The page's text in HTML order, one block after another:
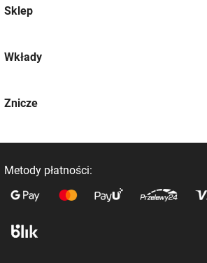
Sklep
Wkłady
Znicze
Metody płatności: